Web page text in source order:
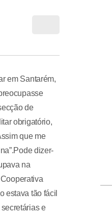
em Santarém,
de
obrigatório,
que me
dizer-
na
estava tão fácil
e